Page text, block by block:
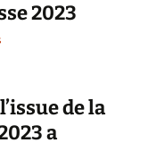
2023
de la
a